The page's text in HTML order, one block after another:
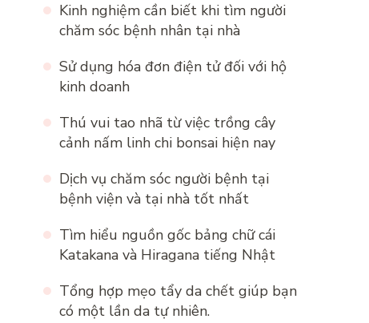
Kinh nghiệm cần biết khi tìm người
chăm sóc bệnh nhân tại nhà
Sử dụng hóa đơn điện tử đối với hộ
kinh doanh
Thú vui tao nhã từ việc trồng cây
cảnh nấm linh chi bonsai hiện nay
Dịch vụ chăm sóc người bệnh tại
bệnh viện và tại nhà tốt nhất
Tìm hiểu nguồn gốc bảng chữ cái
Katakana và Hiragana tiếng Nhật
Tổng hợp mẹo tẩy da chết giúp bạn
có một lần da tự nhiên.